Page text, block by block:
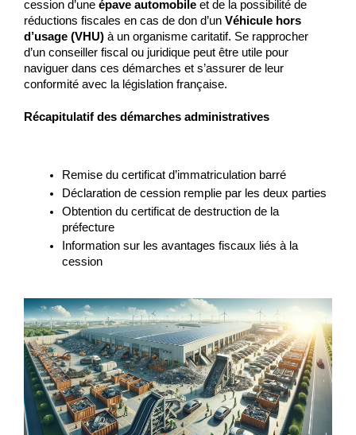
cession d’une épave automobile et de la possibilité de
réductions fiscales en cas de don d’un Véhicule hors
d’usage (VHU) à un organisme caritatif. Se rapprocher
d’un conseiller fiscal ou juridique peut être utile pour
naviguer dans ces démarches et s’assurer de leur
conformité avec la législation française.
Récapitulatif des démarches administratives
Remise du certificat d’immatriculation barré
Déclaration de cession remplie par les deux parties
Obtention du certificat de destruction de la
préfecture
Information sur les avantages fiscaux liés à la
cession